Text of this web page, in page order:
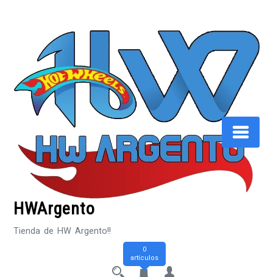
HWArgento
Tienda de HW Argento!!
0
artículos